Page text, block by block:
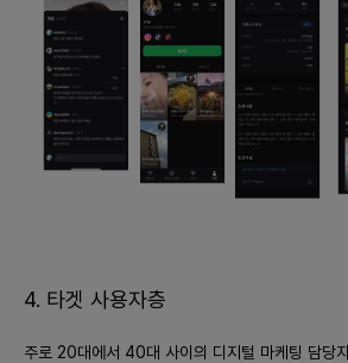
4. 타겟 사용자층
주로 20대에서 40대 사이의 디지털 마케팅 담당